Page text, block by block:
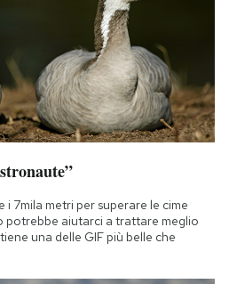
7mila metri per superare le cime
potrebbe aiutarci a trattare meglio
una delle GIF più belle che